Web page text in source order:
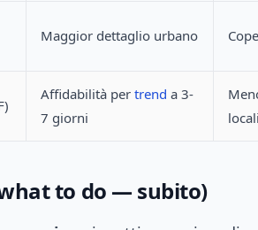
Maggior dettaglio urbano
Affidabilità per trend a 3-
7 giorni
to do — subito)